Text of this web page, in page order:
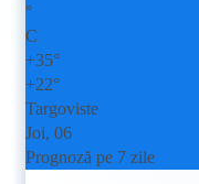
°
C
+35°
+22°
Targoviste
Joi, 06
Prognoză pe 7 zile